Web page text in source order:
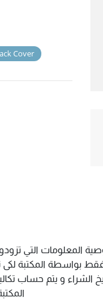
Cover
المعلومات التي
بواسطة المكتبة
الشراء و يتم حساب